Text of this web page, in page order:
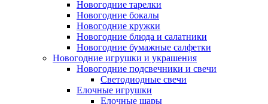
Новогодние тарелки
Новогодние бокалы
Новогодние кружки
Новогодние блюда и салатники
Новогодние бумажные салфетки
Новогодние игрушки и украшения
Новогодние подсвечники и свечи
Светодиодные свечи
Елочные игрушки
Елочные шары